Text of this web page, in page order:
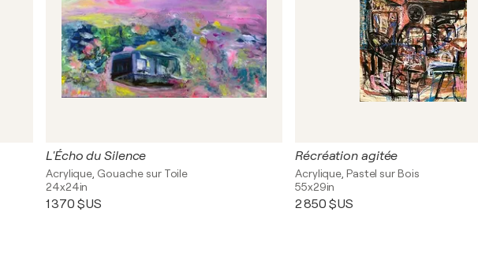
L'Écho du Silence
Acrylique, Gouache sur Toile
24x24in
1 370 $US
Récréation agitée
Acrylique, Pastel sur Bois
55x29in
2 850 $US